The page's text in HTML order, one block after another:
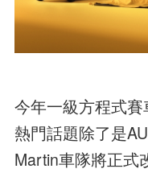
今年一級方程式賽
熱門話題除了是
Martin車隊將正式